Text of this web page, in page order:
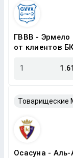
ГВВВ - Эрмело
от клиентов
1 1.61
Осасуна - Аль-